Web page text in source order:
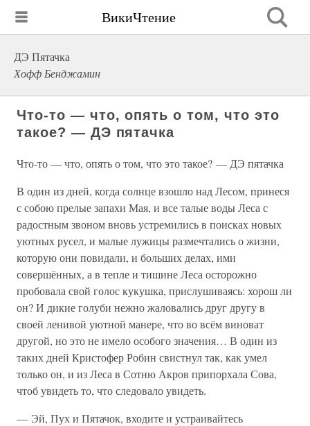
ВикиЧтение
ДЭ Пятачка
Хофф Бенджамин
Что-то — что, опять о том, что это
такое? — ДЭ пятачка
Что-то — что, опять о том, что это такое? — ДЭ пятачка
В один из дней, когда солнце взошло над Лесом, принеся
с собою прелые запахи Мая, и все талые воды Леса с
радостным звоном вновь устремились в поисках новых
уютных русел, и малые лужицы размечтались о жизни,
которую они повидали, и больших делах, ими
совершённых, а в тепле и тишине Леса осторожно
пробовала свой голос кукушка, прислушиваясь: хорош ли
он? И дикие голуби нежно жаловались друг другу в
своей ленивой уютной манере, что во всём виноват
другой, но это не имело особого значения… В один из
таких дней Кристофер Робин свистнул так, как умел
только он, и из Леса в Сотню Акров припорхала Сова,
чтоб увидеть то, что следовало увидеть.
— Эй, Пух и Пятачок, входите и устраивайтесь